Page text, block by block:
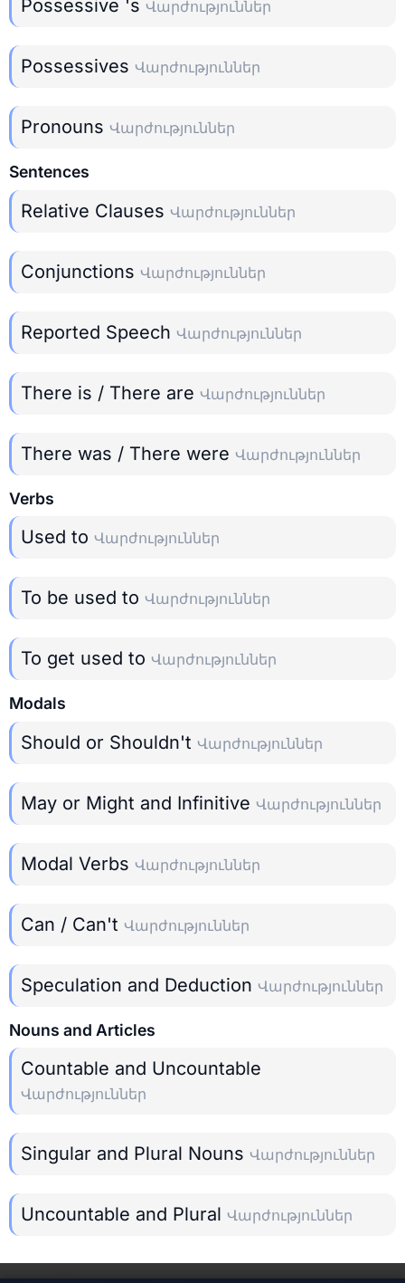
Possessive 's Վարժություններ
Possessives Վարժություններ
Pronouns Վարժություններ
Sentences
Relative Clauses Վարժություններ
Conjunctions Վարժություններ
Reported Speech Վարժություններ
There is / There are Վարժություններ
There was / There were Վարժություններ
Verbs
Used to Վարժություններ
To be used to Վարժություններ
To get used to Վարժություններ
Modals
Should or Shouldn't Վարժություններ
May or Might and Infinitive Վարժություններ
Modal Verbs Վարժություններ
Can / Can't Վարժություններ
Speculation and Deduction Վարժություններ
Nouns and Articles
Countable and Uncountable
Վարժություններ
Singular and Plural Nouns Վարժություններ
Uncountable and Plural Վարժություններ